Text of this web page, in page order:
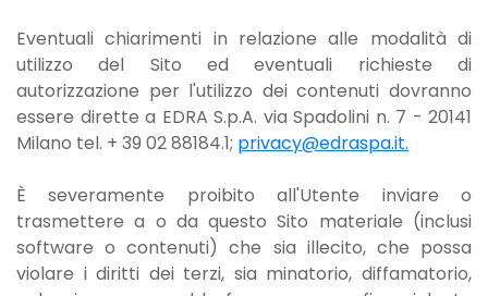
Eventuali chiarimenti in relazione alle modalità di
utilizzo del Sito ed eventuali richieste di
autorizzazione per l'utilizzo dei contenuti dovranno
essere dirette a EDRA S.p.A. via Spadolini n. 7 - 20141
Milano tel. + 39 02 88184.1; privacy@edraspa.it.
È severamente proibito all'Utente inviare o
trasmettere a o da questo Sito materiale (inclusi
software o contenuti) che sia illecito, che possa
violare i diritti dei terzi, sia minatorio, diffamatorio,